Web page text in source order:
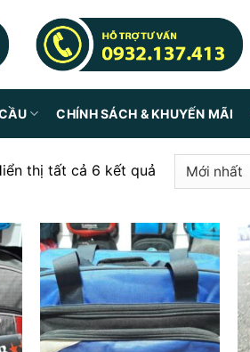
CHÍNH SÁCH & KHUYẾN MÃI
thị tất cả 6 kết quả